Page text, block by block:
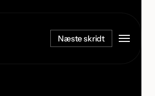
Næste skridt Menu